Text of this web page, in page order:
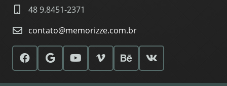
48 9.8451-2371
contato@memorizze.com.br